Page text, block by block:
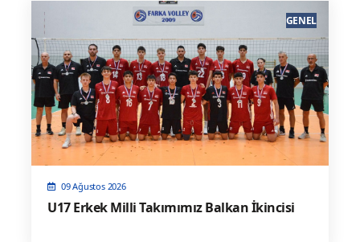
09 Ağustos 2026
U17 Erkek Milli Takımımız Balkan İkincisi
GENEL